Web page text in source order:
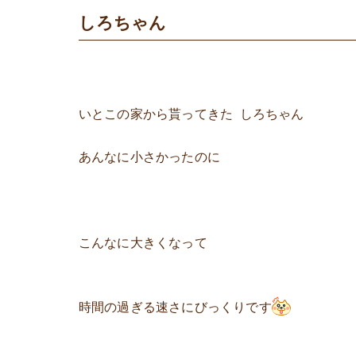
しろちゃん
いとこの家から貰ってきた しろちゃん
あんなに小さかったのに
こんなに大きくなって
時間の過ぎる速さにびっくりです